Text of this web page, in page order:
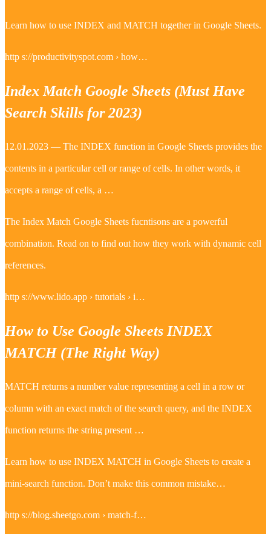
Learn how to use INDEX and MATCH together in Google Sheets.
http s://productivityspot.com › how…
Index Match Google Sheets (Must Have
Search Skills for 2023)
12.01.2023 — The INDEX function in Google Sheets provides the
contents in a particular cell or range of cells. In other words, it
accepts a range of cells, a …
The Index Match Google Sheets fucntisons are a powerful
combination. Read on to find out how they work with dynamic cell
references.
http s://www.lido.app › tutorials › i…
How to Use Google Sheets INDEX
MATCH (The Right Way)
MATCH returns a number value representing a cell in a row or
column with an exact match of the search query, and the INDEX
function returns the string present …
Learn how to use INDEX MATCH in Google Sheets to create a
mini-search function. Don’t make this common mistake…
http s://blog.sheetgo.com › match-f…